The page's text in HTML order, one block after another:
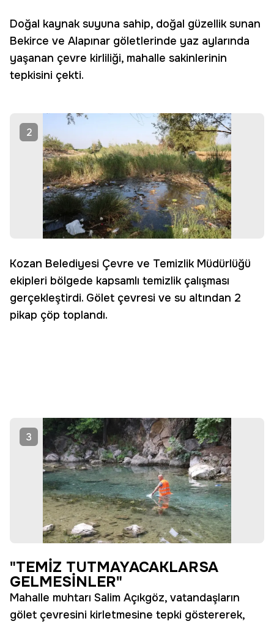
Doğal kaynak suyuna sahip, doğal güzellik sunan
Bekirce ve Alapınar göletlerinde yaz aylarında
yaşanan çevre kirliliği, mahalle sakinlerinin
tepkisini çekti.
2
Kozan Belediyesi Çevre ve Temizlik Müdürlüğü
ekipleri bölgede kapsamlı temizlik çalışması
gerçekleştirdi. Gölet çevresi ve su altından 2
pikap çöp toplandı.
3
"TEMİZ TUTMAYACAKLARSA
GELMESİNLER"
Mahalle muhtarı Salim Açıkgöz, vatandaşların
gölet çevresini kirletmesine tepki göstererek,